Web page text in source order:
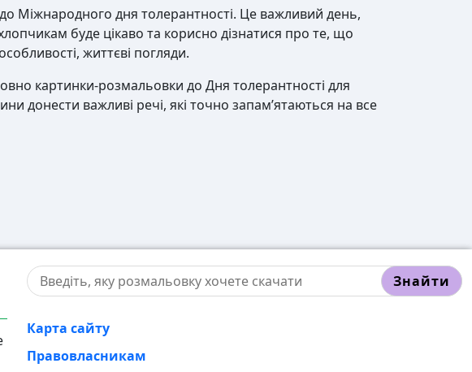
Міжнародного дня толерантності. Це важливий день,
буде цікаво та корисно дізнатися про те, що
життєві погляди.
картинки-розмальовки до Дня толерантності для
донести важливі речі, які точно запам’ятаються на все
Знайти
Карта сайту
Правовласникам